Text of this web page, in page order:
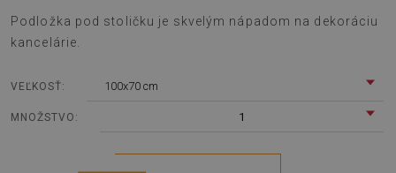
Podložka pod stoličku je skvelým nápadom na dekoráciu
kancelárie.
VEĽKOSŤ: 100x70 cm
MNOŽSTVO: 1